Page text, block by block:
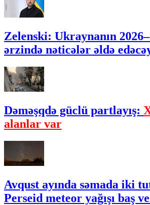
Zelenski: Ukraynanın
ərzində nəticələr əldə
Dəməşqdə güclü partlayış:
alanlar var
Avqust ayında səmada iki
Perseid meteor yağışı baş